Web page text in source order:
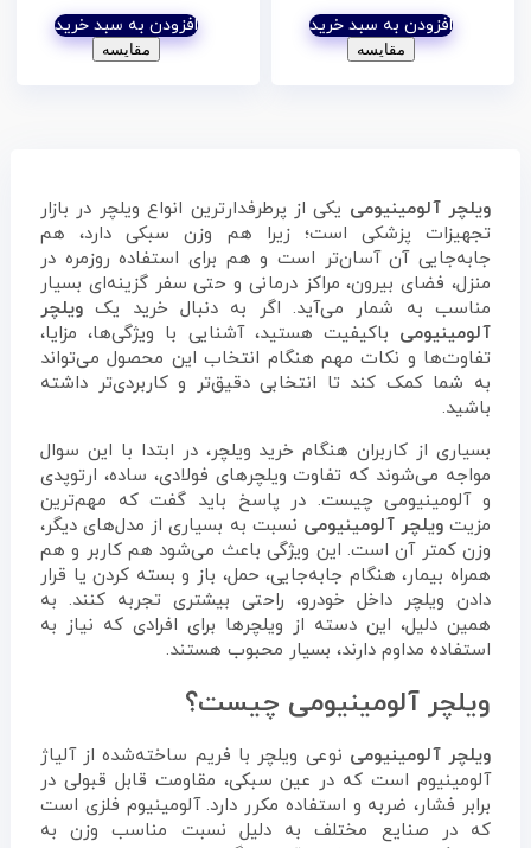
افزودن به سبد خرید
مقایسه
افزودن به سبد خرید
مقایسه
ویلچر آلومینیومی یکی از پرطرفدارترین انواع ویلچر در بازار
تجهیزات پزشکی است؛ زیرا هم وزن سبکی دارد، هم
جابه‌جایی آن آسان‌تر است و هم برای استفاده روزمره در
منزل، فضای بیرون، مراکز درمانی و حتی سفر گزینه‌ای بسیار
مناسب به شمار می‌آید. اگر به دنبال خرید یکویلچر
آلومینیومی باکیفیت هستید، آشنایی با ویژگی‌ها، مزایا،
تفاوت‌ها و نکات مهم هنگام انتخاب این محصول می‌تواند
به شما کمک کند تا انتخابی دقیق‌تر و کاربردی‌تر داشته
باشید.
بسیاری از کاربران هنگام خرید ویلچر، در ابتدا با این سوال
مواجه می‌شوند که تفاوت ویلچرهای فولادی، ساده، ارتوپدی
و آلومینیومی چیست. در پاسخ باید گفت که مهم‌ترین
مزیتویلچر آلومینیومی نسبت به بسیاری از مدل‌های دیگر،
وزن کمتر آن است. این ویژگی باعث می‌شود هم کاربر و هم
همراه بیمار، هنگام جابه‌جایی، حمل، باز و بسته کردن یا قرار
دادن ویلچر داخل خودرو، راحتی بیشتری تجربه کنند. به
همین دلیل، این دسته از ویلچرها برای افرادی که نیاز به
استفاده مداوم دارند، بسیار محبوب هستند.
ویلچر آلومینیومی چیست؟
ویلچر آلومینیومی نوعی ویلچر با فریم ساخته‌شده از آلیاژ
آلومینیوم است که در عین سبکی، مقاومت قابل قبولی در
برابر فشار، ضربه و استفاده مکرر دارد. آلومینیوم فلزی است
که در صنایع مختلف به دلیل نسبت مناسب وزن به